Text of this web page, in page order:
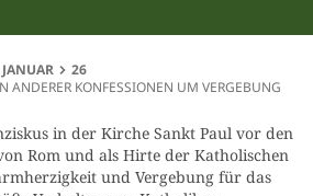
JANUAR
26
ANDERER KONFESSIONEN UM VERGEBUNG
in der Kirche Sankt Paul vor den
Rom und als Hirte der Katholischen
und Vergebung für das